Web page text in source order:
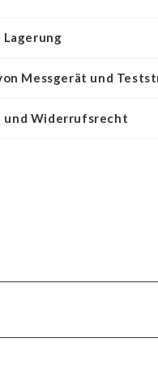
Messgerät und
und Widerrufsrecht